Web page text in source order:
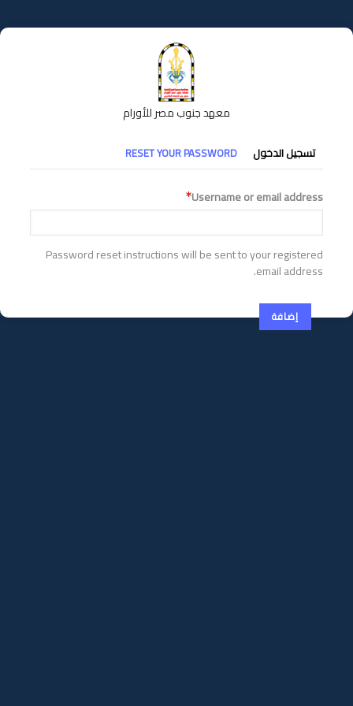
إلى
المحتوى
معهد جنوب مصر للأورام
التبويبات
الأساسية
تسجيل الدخول RESET YOUR PASSWORD
Username or email address
Password reset instructions will be sent to your registered
email address.